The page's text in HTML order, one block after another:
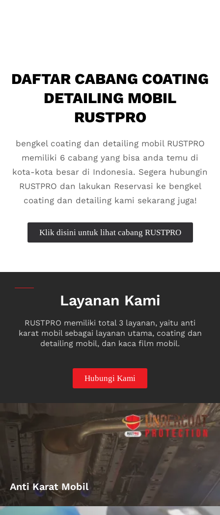
DAFTAR CABANG COATING
DETAILING MOBIL
RUSTPRO
bengkel coating dan detailing mobil RUSTPRO
memiliki 6 cabang yang bisa anda temu di
kota-kota besar di Indonesia. Segera hubungin
RUSTPRO dan lakukan Reservasi ke bengkel
coating dan detailing kami sekarang juga!
Klik disini untuk lihat cabang RUSTPRO
Layanan Kami
RUSTPRO memiliki total 3 layanan, yaitu anti
karat mobil sebagai layanan utama, coating dan
detailing mobil, dan kaca film mobil.
Hubungi Kami
Anti Karat Mobil